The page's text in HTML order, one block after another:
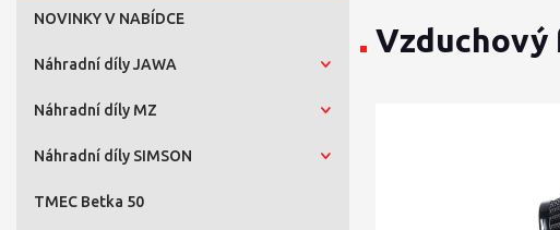
NOVINKY V NABÍDCE
Náhradní díly JAWA
Náhradní díly MZ
Náhradní díly SIMSON
TMEC Betka 50
Vzduchový